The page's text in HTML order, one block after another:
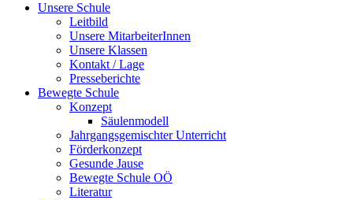
Unsere Schule
Leitbild
Unsere MitarbeiterInnen
Unsere Klassen
Kontakt / Lage
Presseberichte
Bewegte Schule
Konzept
Säulenmodell
Jahrgangsgemischter Unterricht
Förderkonzept
Gesunde Jause
Bewegte Schule OÖ
Literatur